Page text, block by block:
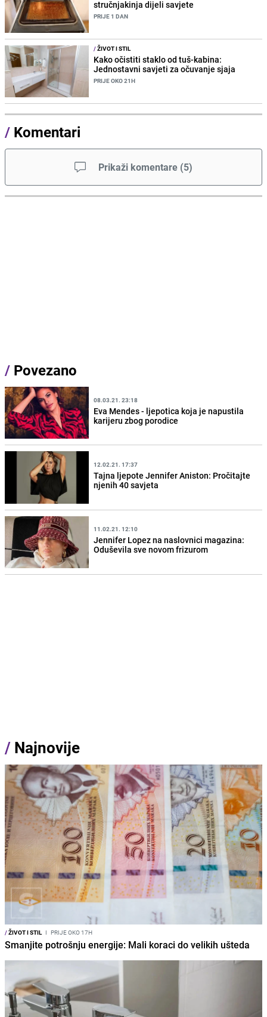
stručnjakinja dijeli savjete
PRIJE 1 DAN
/ŽIVOT I STIL
Kako očistiti staklo od tuš-kabina:
Jednostavni savjeti za očuvanje sjaja
PRIJE OKO 21H
/ Komentari
Prikaži komentare (5)
/ Povezano
08.03.21. 23:18
Eva Mendes - ljepotica koja je napustila
karijeru zbog porodice
12.02.21. 17:37
Tajna ljepote Jennifer Aniston: Pročitajte
njenih 40 savjeta
11.02.21. 12:10
Jennifer Lopez na naslovnici magazina:
Oduševila sve novom frizurom
/ Najnovije
/ŽIVOT I STIL I PRIJE OKO 17H
Smanjite potrošnju energije: Mali koraci do velikih ušteda